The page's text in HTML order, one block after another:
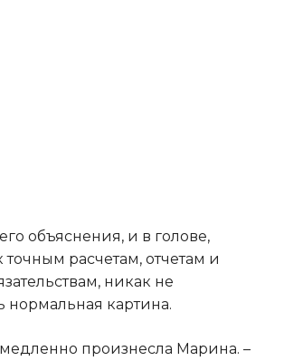
объяснения, и в голове,
расчетам, отчетам и
никак не
нормальная картина.
произнесла Марина. –